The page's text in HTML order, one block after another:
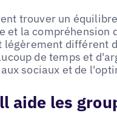
trouver un
et la compréhension
légèrement différent
de temps et
sociaux et de
aide les